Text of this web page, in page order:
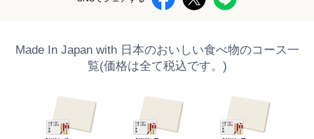
Made In Japan with 日本のおいしい食べ物のコース一
覧(価格は全て税込です。)